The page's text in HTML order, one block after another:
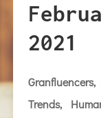
2021
Granfluencers,
Trends,